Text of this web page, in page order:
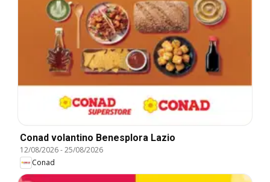
Conad volantino Benesplora Lazio
12/08/2026-25/08/2026
Conad